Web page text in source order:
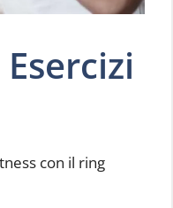
con il ring